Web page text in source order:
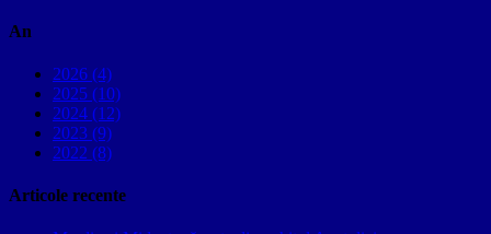
An
2026 (4)
2025 (10)
2024 (12)
2023 (9)
2022 (8)
Articole recente